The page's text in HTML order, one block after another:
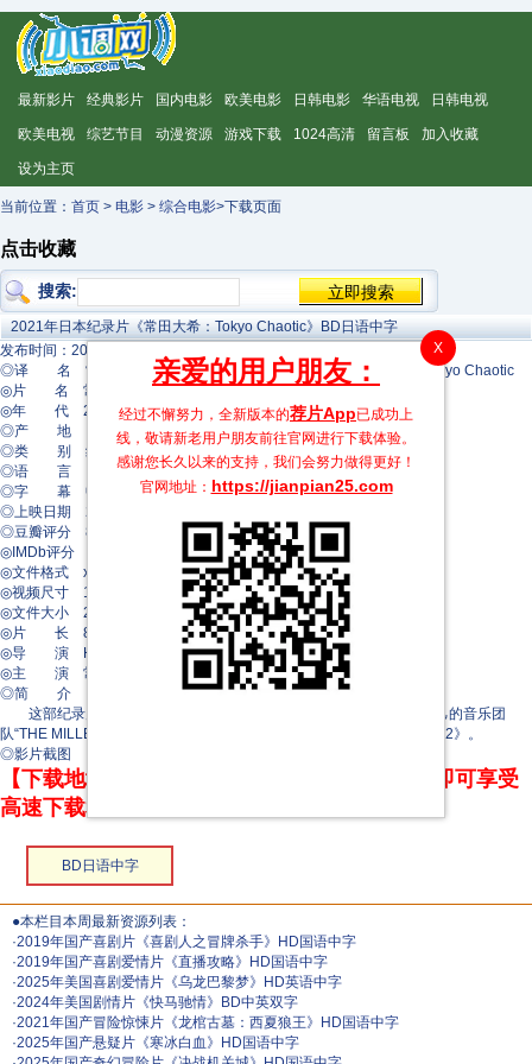
最新影片 经典影片 国内电影 欧美电影 日韩电影 华语电视 日韩电视
欧美电视 综艺节目 动漫资源 游戏下载 1024高清 留言板 加入收藏
设为主页
当前位置： 首页 > 电影 > 综合电影>下载页面
点击收藏
搜索:
X
亲爱的用户朋友：
经过不懈努力，全新版本的荐片App已成功上
线，敬请新老用户朋友前往官网进行下载体验。
感谢您长久以来的支持，我们会努力做得更好！
官网地址： https://jianpian25.com
2021年日本纪录片《常田大希：Tokyo Chaotic》BD日语中字
发布时间：2023-11-16 21:18:54
◎译 名 常田大希 混沌東京 -TOKYO CHAOTIC/Daiki Tsuneta Tokyo Chaotic
◎片 名 常田大希：Tokyo Chaotic
◎年 代 2021
◎产 地 日本
◎类 别 纪录片/音乐/歌舞
◎语 言 日语
◎字 幕 中文字幕
◎上映日期 2021-12-30(日本)
◎豆瓣评分 8.7/10 from 147 users
◎IMDb评分 7.4/10 from 39 users
◎文件格式 x264 + ACC
◎视频尺寸 1920 x 1080
◎文件大小 2123 MB
◎片 长 89 Mins
◎导 演 Hayato Takahashi
◎主 演 常田大希
◎简 介
这部纪录片聚焦King Gnu 乐队的领队常田大希，讲述他如何与自己的音乐团
队“THE MILLENNIUM PARADE”一起，创作融合不同曲风的歌曲《2992》。
◎影片截图
【下载地址】本站专属下载器：点击下方链接 即可享受
高速下载和在线播放 专治迅雷无法下载
BD日语中字
●本栏目本周最新资源列表：
·2019年国产喜剧片《喜剧人之冒牌杀手》HD国语中字
·2019年国产喜剧爱情片《直播攻略》HD国语中字
·2025年美国喜剧爱情片《乌龙巴黎梦》HD英语中字
·2024年美国剧情片《快马驰情》BD中英双字
·2021年国产冒险惊悚片《龙棺古墓：西夏狼王》HD国语中字
·2025年国产悬疑片《寒冰白血》HD国语中字